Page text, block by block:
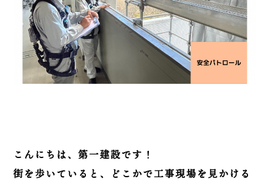
こんにちは、第一建設です！
街を歩いていると、どこかで工事現場を見かける